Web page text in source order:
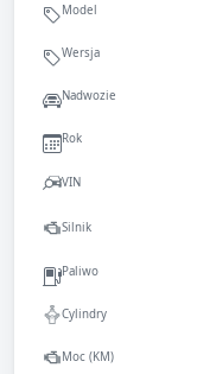
Model
Wersja
Nadwozie
Rok
VIN
Silnik
Paliwo
Cylindry
Moc (KM)